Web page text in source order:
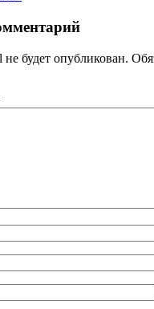
будет опубликован.